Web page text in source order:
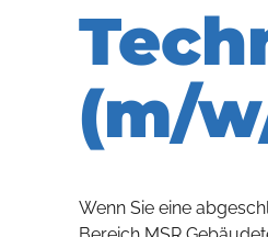
(m/
Wenn Sie eine